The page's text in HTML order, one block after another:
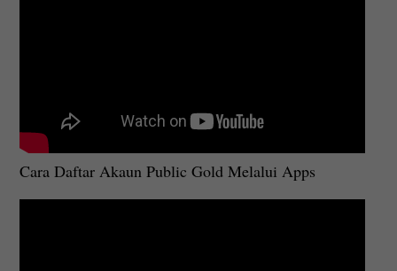
Cara Daftar Akaun Public Gold Melalui Apps